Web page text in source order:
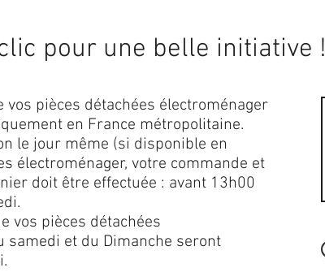
pour une belle initiative !
vos pièces détachées électroménager
en France métropolitaine.
le jour même (si disponible en
électroménager, votre commande et
doit être effectuée : avant 13h00
vos pièces détachées
samedi et du Dimanche seront